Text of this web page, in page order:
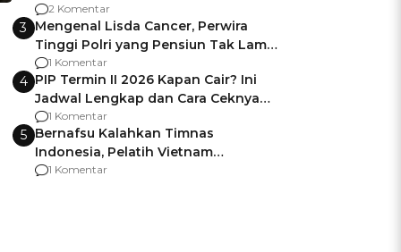
Pemalang
2 Komentar
3 Mengenal Lisda Cancer, Perwira
Tinggi Polri yang Pensiun Tak Lama
Usai Jadi Brigjen
1 Komentar
4 PIP Termin II 2026 Kapan Cair? Ini
Jadwal Lengkap dan Cara Ceknya
agar Dana Tidak Hangus!
1 Komentar
5 Bernafsu Kalahkan Timnas
Indonesia, Pelatih Vietnam
Berencana Pakai Jimat di Pakansari
1 Komentar